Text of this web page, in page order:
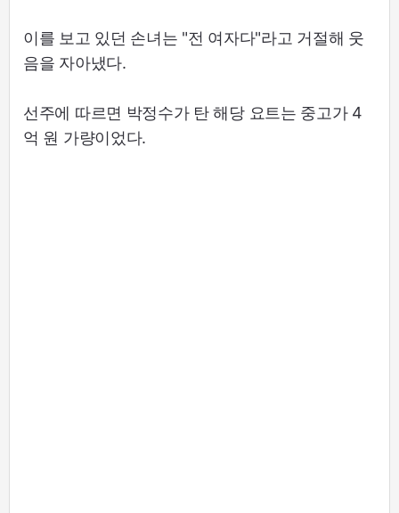
이를 보고 있던 손녀는 "전 여자다"라고 거절해 웃
음을 자아냈다.
선주에 따르면 박정수가 탄 해당 요트는 중고가 4
억 원 가량이었다.